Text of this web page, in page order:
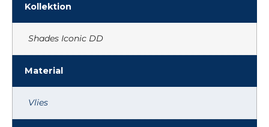
Kollektion
Shades Iconic DD
Material
Vlies